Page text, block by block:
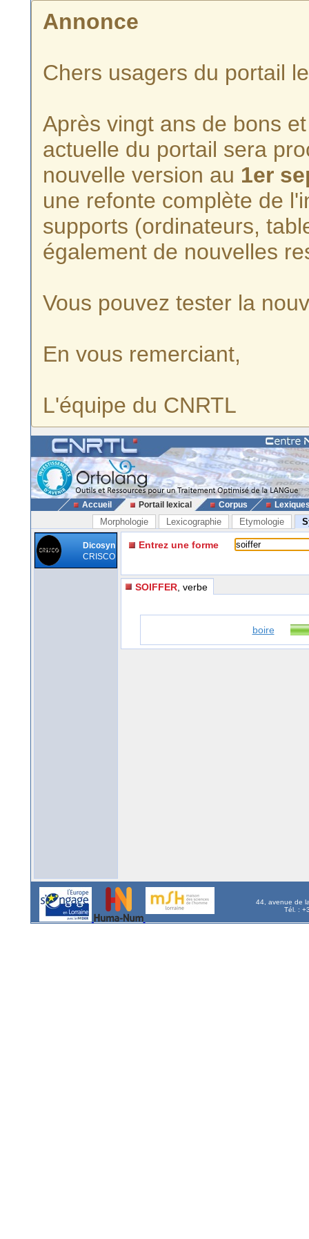
Annonce
Chers usagers du portail
Après vingt ans de bons
actuelle du portail sera
nouvelle version au 1er
une refonte complète de
supports (ordinateurs,
également de nouvelles
Vous pouvez tester la
En vous remerciant,
L'équipe du CNRTL
Accueil Portail lexical Corpus
Morphologie Lexicographie Etymologie
Dicosyn
CRISCO
Entrez une forme
SOIFFER , verbe
boire
44, avenue de
Tél. :